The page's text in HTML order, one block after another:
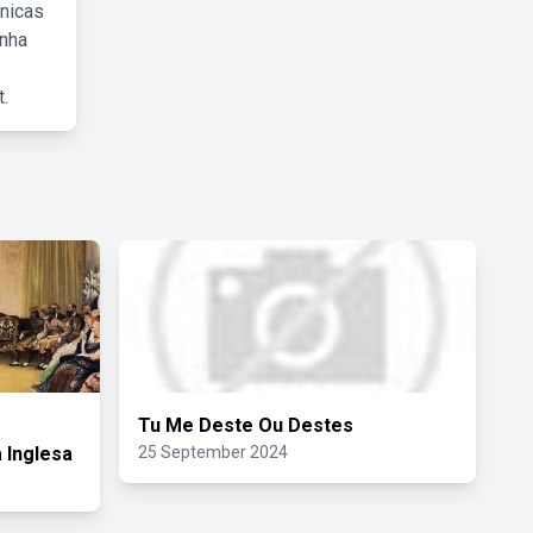
Inglesa
Tu Me Deste Ou Destes
25 September 2024